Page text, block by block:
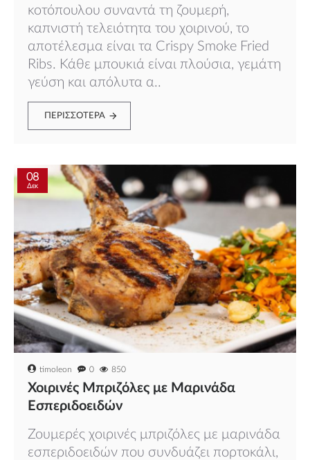
κοτόπουλου συναντά τη ζουμερή,
καπνιστή τελειότητα του χοιρινού, το
αποτέλεσμα είναι τα Crispy Smoke Fried
Ribs. Κάθε μπουκιά είναι πλούσια, γεμάτη
γεύση και απόλυτα α..
ΠΕΡΙΣΣΌΤΕΡΑ
08
Δεκ
timoleon 0 850
Χοιρινές Μπριζόλες με Μαρινάδα
Εσπεριδοειδών
Ζουμερές χοιρινές μπριζόλες με μαρινάδα
εσπεριδοειδών που συνδυάζει πορτοκάλι,